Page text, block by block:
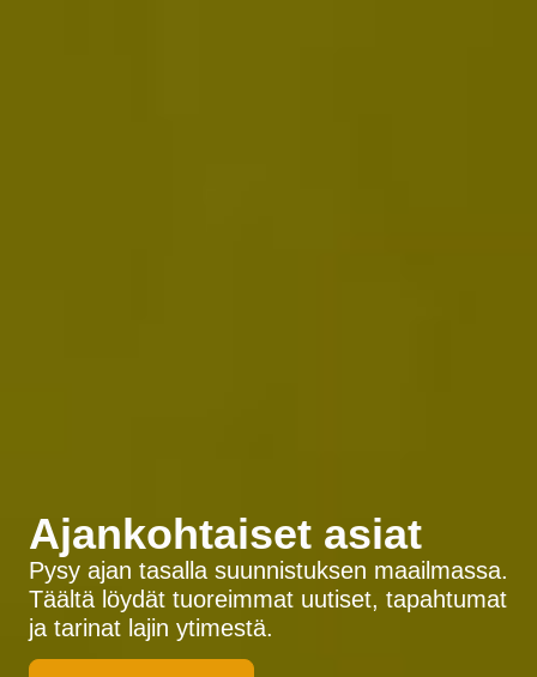
Ajankohtaiset asiat
Pysy ajan tasalla suunnistuksen maailmassa.
Täältä löydät tuoreimmat uutiset, tapahtumat
ja tarinat lajin ytimestä.